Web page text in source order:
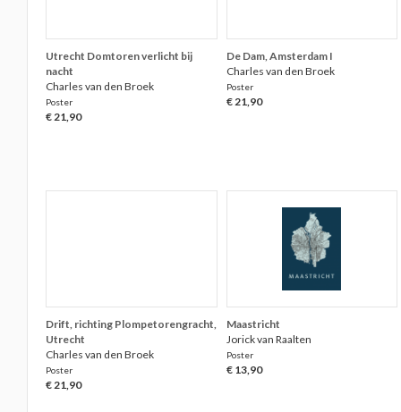
Utrecht Domtoren verlicht bij
nacht
Charles van den Broek
Poster
€ 21,90
De Dam, Amsterdam I
Charles van den Broek
Poster
€ 21,90
Drift, richting Plompetorengracht,
Utrecht
Charles van den Broek
Poster
€ 21,90
Maastricht
Jorick van Raalten
Poster
€ 13,90